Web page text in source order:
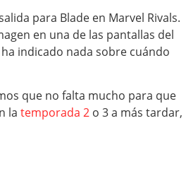
para Blade en Marvel Rivals.
en una de las pantallas del
indicado nada sobre cuándo
que no falta mucho para que
la temporada 2 o 3 a más tardar,